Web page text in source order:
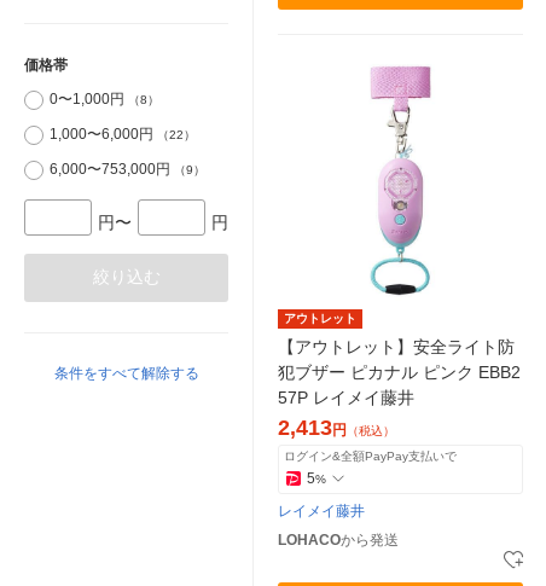
価格帯
0〜1,000円
（8）
1,000〜6,000円 （22）
6,000〜753,000円 （9）
円〜 円
絞り込む
条件をすべて解除する
アウトレット
【アウトレット】安全ライト防
犯ブザー ピカナル ピンク EBB2
57P レイメイ藤井
2,413円
（税込）
ログイン&全額PayPay支払いで
5%
レイメイ藤井
LOHACOから発送